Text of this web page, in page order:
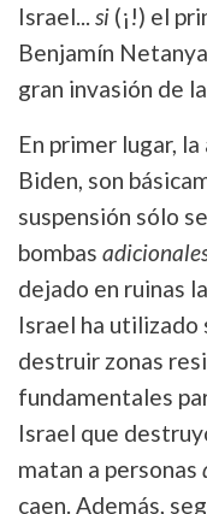
Israel... si (¡!) el
Benjamín
gran invasión de
En primer lugar, la
Biden, son
suspensión sólo
bombas
dejado en ruinas
Israel ha
destruir zonas
fundamentales
Israel que
matan a personas
caen. Además,